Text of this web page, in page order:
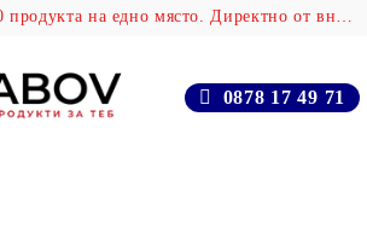
Крабов - Над 100 000 продукта на едно място. Директно от вносителя!
0878 17 49 71